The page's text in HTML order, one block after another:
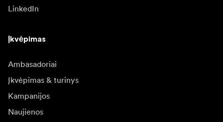
LinkedIn
Įkvėpimas
Ambasadoriai
Įkvėpimas & turinys
Kampanijos
Naujienos